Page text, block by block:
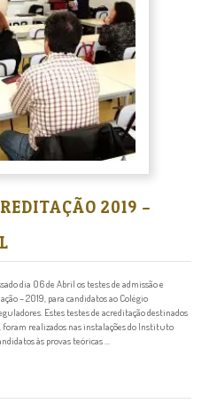
2019 –
dia 06 de Abril os testes de admissão e
– 2019, para candidatos ao Colégio
Estes testes de acreditação destinados
realizados nas instalações do Instituto
às provas teóricas ...